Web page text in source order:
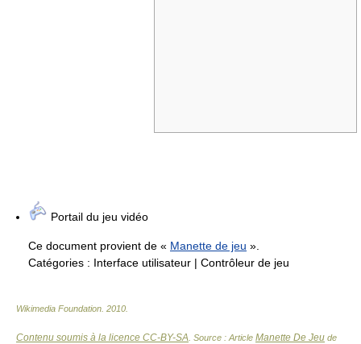
Portail du jeu vidéo
Ce document provient de « Manette de jeu ».
Catégories : Interface utilisateur | Contrôleur de jeu
Wikimedia Foundation 2010
Contenu soumis à la licence CC-BY-SA . Source : Article Manette De Jeu de